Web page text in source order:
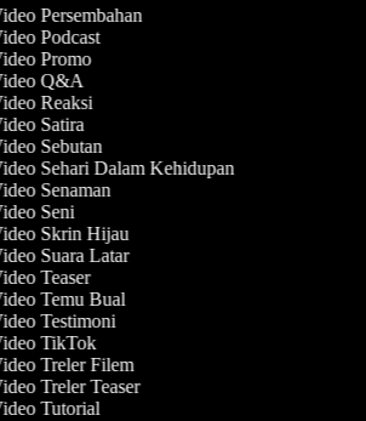
Persembahan
Podcast
Promo
Q&A
Reaksi
Satira
Sebutan
Sehari Dalam Kehidupan
Senaman
Seni
Skrin Hijau
Suara Latar
Teaser
Temu Bual
Testimoni
TikTok
Treler Filem
Treler Teaser
Tutorial